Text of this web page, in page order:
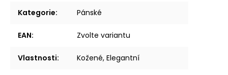
Kategorie: Pánské
EAN: Zvolte variantu
Vlastnosti: Kožené, Elegantní